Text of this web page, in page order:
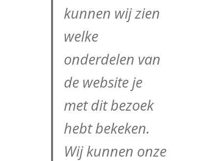
kunnen wij zien
welke
onderdelen van
de website je
met dit bezoek
hebt bekeken.
Wij kunnen onze